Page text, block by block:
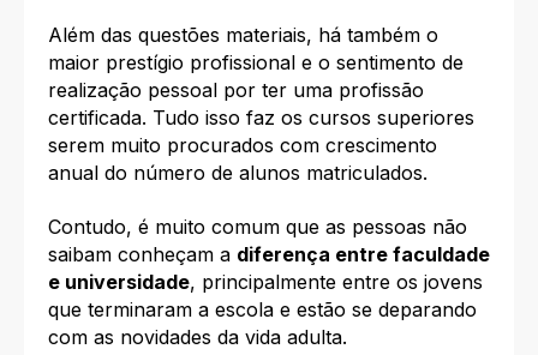
Além das questões materiais, há também o
maior prestígio profissional e o sentimento de
realização pessoal por ter uma profissão
certificada. Tudo isso faz os cursos superiores
serem muito procurados com crescimento
anual do número de alunos matriculados.
Contudo, é muito comum que as pessoas não
saibam conheçam a diferença entre faculdade
e universidade, principalmente entre os jovens
que terminaram a escola e estão se deparando
com as novidades da vida adulta.